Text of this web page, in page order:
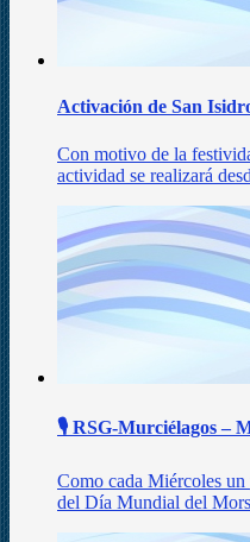
Activación de San
Con motivo de la
actividad se realizará
🎙️ RSG-Murciélagos –
Como cada Miércoles
del Día Mundial del